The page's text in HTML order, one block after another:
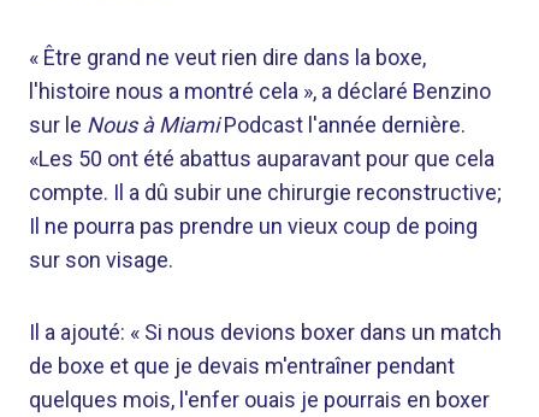
« Être grand ne veut rien dire dans la boxe,
l'histoire nous a montré cela », a déclaré Benzino
sur le Nous à MiamiPodcast l'année dernière.
«Les 50 ont été abattus auparavant pour que cela
compte. Il a dû subir une chirurgie reconstructive;
Il ne pourra pas prendre un vieux coup de poing
sur son visage.
Il a ajouté: « Si nous devions boxer dans un match
de boxe et que je devais m'entraîner pendant
quelques mois, l'enfer ouais je pourrais en boxer